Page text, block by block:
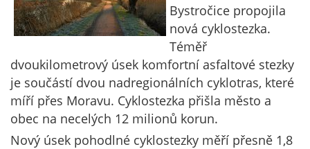
Bystročice propojila
nová cyklostezka.
Téměř
dvoukilometrový úsek komfortní asfaltové stezky
je součástí dvou nadregionálních cyklotras, které
míří přes Moravu. Cyklostezka přišla město a
obec na necelých 12 milionů korun.
Nový úsek pohodlné cyklostezky měří přesně 1,8